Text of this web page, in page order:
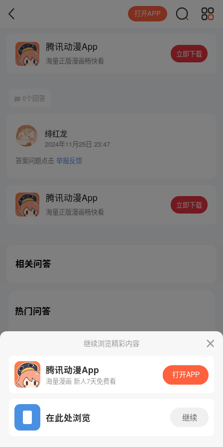
打开APP
腾讯动漫App
海量正版漫画畅快看
立即下载
0个回答
绯红龙
2024年11月25日 23:47
答案问题点击 举报反馈
腾讯动漫App
海量正版漫画畅快看
立即下载
相关问答
热门问答
继续浏览精彩内容
腾讯动漫App
海量漫画 新人7天免费看
打开APP
在此处浏览 继续
腾讯漫画 起点读书 QQ阅读
网站备案/许可证号：粤B2-20090059-5